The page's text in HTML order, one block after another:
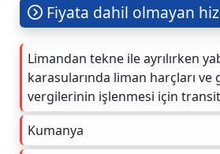
Fiyata dahil olmayan
Limandan tekne ile ayrılırken
karasularında liman harçları ve
vergilerinin işlenmesi için
Kumanya